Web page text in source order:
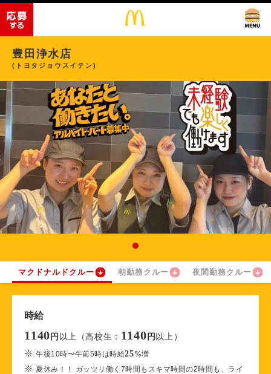
豊田浄水店
(トヨタジョウスイテン)
マクドナルドクルー 朝勤務クルー 夜間勤務クルー
時給
1140 円 以上（高校生： 1140 円 以上）
※午後10時〜午前5時は時給25%増
※ 夏休み！！ ガッツリ働く7時間もスキマ時間の2時間も、ライ